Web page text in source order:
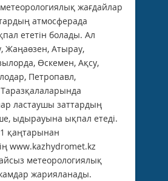
жағдайлар
атмосферада
ететін болады. Ал
Жаңаөзен, Атырау,
Өскемен, Ақсу,
Петропавл,
ластаушы заттардың
ыдырауына ықпал етеді.
қаңтарынан
www.kazhydromet.kz
метеорологиялық
жарияланады.